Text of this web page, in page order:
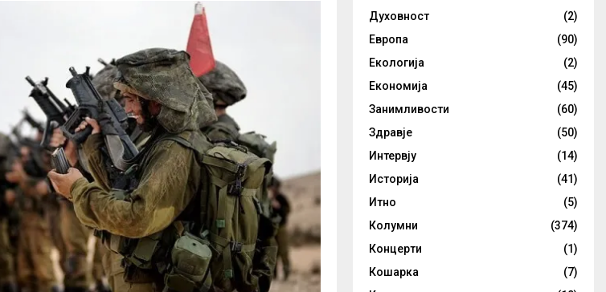
Духовност
(2)
Европа
(90)
Екологија
(2)
Економија
(45)
Занимливости
(60)
Здравје
(50)
Интервју
(14)
Историја
(41)
Итно
(5)
Колумни
(374)
Концерти
(1)
Кошарка
(7)